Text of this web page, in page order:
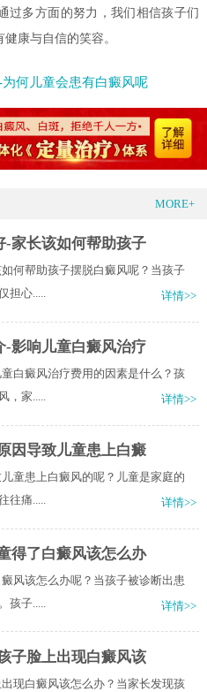
过多方面的努力，我们相信孩子们
康与自信的笑容。
何儿童会患有白癜风呢
MORE+
-家长该如何帮助孩子
何帮助孩子摆脱白癜风呢？当孩子
担心.....
详情>>
-影响儿童白癜风治疗
白癜风治疗费用的因素是什么？孩
，家.....
详情>>
因导致儿童患上白癜
童患上白癜风的呢？儿童是家庭的
往痛.....
详情>>
得了白癜风该怎么办
风该怎么办呢？当孩子被诊断出患
子.....
详情>>
子脸上出现白癜风该
现白癜风该怎么办？当家长发现孩